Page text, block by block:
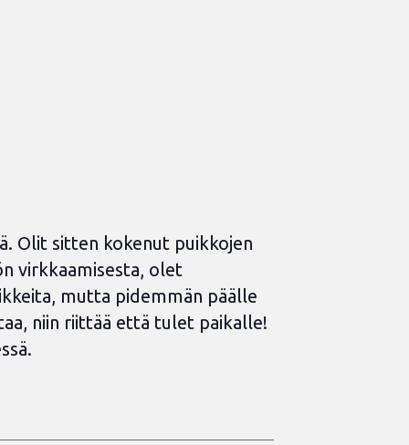
Olit sitten kokenut puikkojen
virkkaamisesta, olet
mutta pidemmän päälle
niin riittää että tulet paikalle!